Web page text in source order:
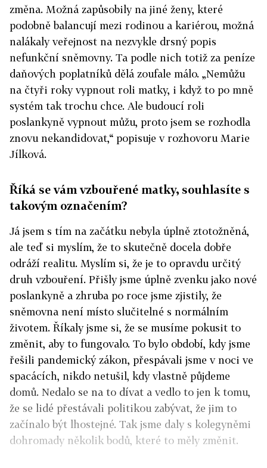
změna. Možná zapůsobily na jiné ženy, které
podobně balancují mezi rodinou a kariérou, možná
nalákaly veřejnost na nezvykle drsný popis
nefunkční sněmovny. Ta podle nich totiž za peníze
daňových poplatníků dělá zoufale málo. „Nemůžu
na čtyři roky vypnout roli matky, i když to po mně
systém tak trochu chce. Ale budoucí roli
poslankyně vypnout můžu, proto jsem se rozhodla
znovu nekandidovat,“ popisuje v rozhovoru Marie
Jílková.
Říká se vám vzbouřené matky, souhlasíte s
takovým označením?
Já jsem s tím na začátku nebyla úplně ztotožněná,
ale teď si myslím, že to skutečně docela dobře
odráží realitu. Myslím si, že je to opravdu určitý
druh vzbouření. Přišly jsme úplně zvenku jako nové
poslankyně a zhruba po roce jsme zjistily, že
sněmovna není místo slučitelné s normálním
životem. Říkaly jsme si, že se musíme pokusit to
změnit, aby to fungovalo. To bylo období, kdy jsme
řešili pandemický zákon, přespávali jsme v noci ve
spacácích, nikdo netušil, kdy vlastně půjdeme
domů. Nedalo se na to dívat a vedlo to jen k tomu,
že se lidé přestávali politikou zabývat, že jim to
začínalo být lhostejné. Tak jsme daly s kolegyněmi
dohromady několik bodů, které to měly změnit.